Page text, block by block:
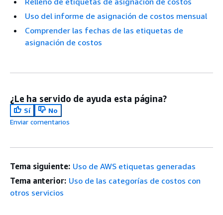
Uso del informe de asignación de costos mensual
Comprender las fechas de las etiquetas de
asignación de costos
¿Le ha servido de ayuda esta página?
Sí
No
Enviar comentarios
Tema siguiente: Uso de AWS etiquetas generadas
Tema anterior: Uso de las categorías de costos con
otros servicios